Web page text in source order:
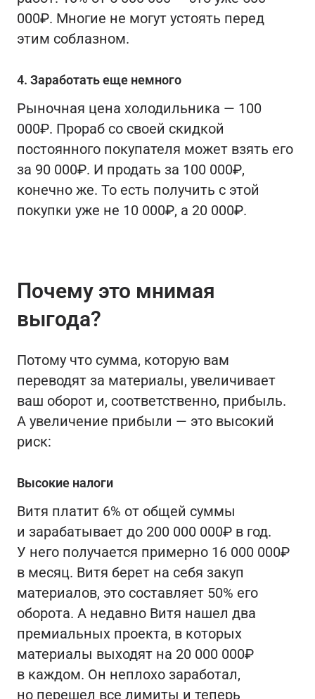
000₽. Многие не могут устоять перед
этим соблазном.
4. Заработать еще немного
Рыночная цена холодильника — 100
000₽. Прораб со своей скидкой
постоянного покупателя может взять его
за 90 000₽. И продать за 100 000₽,
конечно же. То есть получить с этой
покупки уже не 10 000₽, а 20 000₽.
Почему это мнимая
выгода?
Потому что сумма, которую вам
переводят за материалы, увеличивает
ваш оборот и, соответственно, прибыль.
А увеличение прибыли — это высокий
риск:
Высокие налоги
Витя платит 6% от общей суммы
и зарабатывает до 200 000 000₽ в год.
У него получается примерно 16 000 000₽
в месяц. Витя берет на себя закуп
материалов, это составляет 50% его
оборота. А недавно Витя нашел два
премиальных проекта, в которых
материалы выходят на 20 000 000₽
в каждом. Он неплохо заработал,
но перешел все лимиты и теперь